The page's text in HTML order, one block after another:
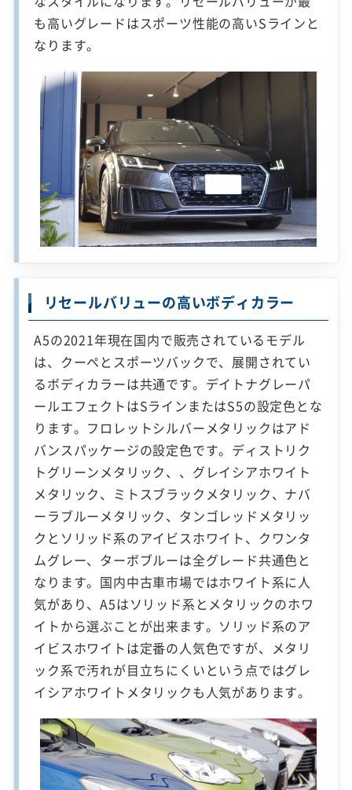
も高いグレードはスポーツ性能の高いSラインと
なります。
リセールバリューの高いボディカラー
A5の2021年現在国内で販売されているモデル
は、クーペとスポーツバックで、展開されてい
るボディカラーは共通です。デイトナグレーパ
ールエフェクトはSラインまたはS5の設定色とな
ります。フロレットシルバーメタリックはアド
バンスパッケージの設定色です。ディストリク
トグリーンメタリック、、グレイシアホワイト
メタリック、ミトスブラックメタリック、ナバ
ーラブルーメタリック、タンゴレッドメタリッ
クとソリッド系のアイビスホワイト、クワンタ
ムグレー、ターボブルーは全グレード共通色と
なります。国内中古車市場ではホワイト系に人
気があり、A5はソリッド系とメタリックのホワ
イトから選ぶことが出来ます。ソリッド系のア
イビスホワイトは定番の人気色ですが、メタリ
ック系で汚れが目立ちにくいという点ではグレ
イシアホワイトメタリックも人気があります。